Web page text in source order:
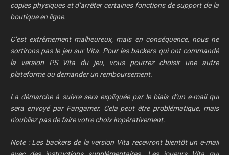
copies physiques et d’arrêter certaines fonctions de support de la
boutique en ligne.
C’est extrêmement malheureux, mais en conséquence, nous ne
sortirons pas le jeu sur Vita. Pour les backers qui ont commandé
la version PS Vita du jeu, vous pourrez choisir une autre
plateforme ou demander un remboursement.
La démarche à suivre sera expliquée par le biais d’un e-mail qui
sera envoyé par Fangamer. Cela peut être problématique, mais
n’oubliez pas de faire votre choix impérativement.
Note : Les backers de la version Vita recevront bientôt un e-mail